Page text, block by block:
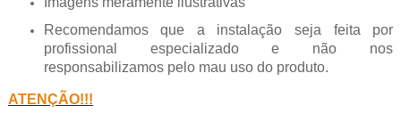
Recomendamos que a instalação seja feita por
profissional especializado e não nos
responsabilizamos pelo mau uso do produto.
ATENÇÃO!!!